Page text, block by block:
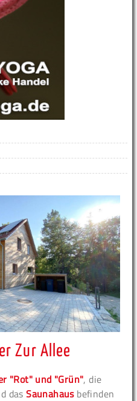
Zur Allee
"Rot" und "Grün", die
dasSaunahausbefinden